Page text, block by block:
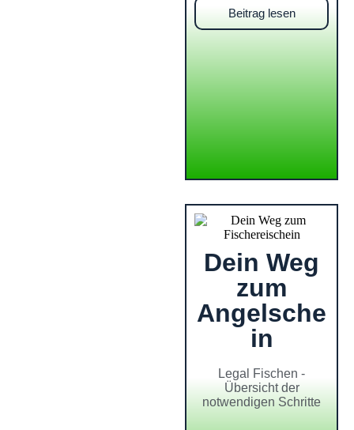
Beitrag lesen
Dein Weg
zum
Angelsche
in
Legal Fischen -
Übersicht der
notwendigen Schritte